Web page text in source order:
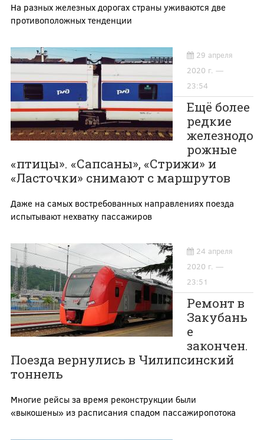
На разных железных дорогах страны уживаются две
противоположных тенденции
29 апреля
2020 г. —
23:54
Ещё более
редкие
железнодо
рожные
«птицы». «Сапсаны», «Стрижи» и
«Ласточки» снимают с маршрутов
Даже на самых востребованных направлениях поезда
испытывают нехватку пассажиров
24 апреля
2020 г. —
23:51
Ремонт в
Закубань
е
закончен.
Поезда вернулись в Чилипсинский
тоннель
Многие рейсы за время реконструкции были
«выкошены» из расписания спадом пассажиропотока